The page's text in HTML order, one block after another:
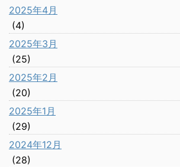
2025年4月
(4)
2025年3月
(25)
2025年2月
(20)
2025年1月
(29)
2024年12月
(28)